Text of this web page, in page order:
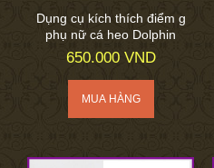
Dụng cụ kích thích điểm g
phụ nữ cá heo Dolphin
650.000 VND